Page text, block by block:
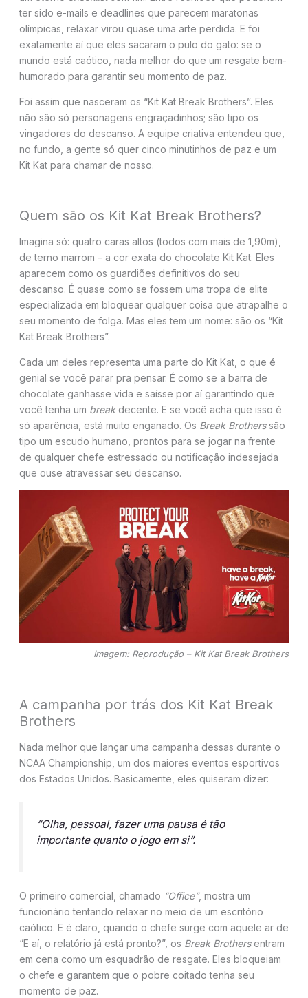
ter sido e-mails e deadlines que parecem maratonas
olímpicas, relaxar virou quase uma arte perdida. E foi
exatamente aí que eles sacaram o pulo do gato: se o
mundo está caótico, nada melhor do que um resgate bem-
humorado para garantir seu momento de paz.
Foi assim que nasceram os “Kit Kat Break Brothers”. Eles
não são só personagens engraçadinhos; são tipo os
vingadores do descanso. A equipe criativa entendeu que,
no fundo, a gente só quer cinco minutinhos de paz e um
Kit Kat para chamar de nosso.
Quem são os Kit Kat Break Brothers?
Imagina só: quatro caras altos (todos com mais de 1,90m),
de terno marrom – a cor exata do chocolate Kit Kat. Eles
aparecem como os guardiões definitivos do seu
descanso. É quase como se fossem uma tropa de elite
especializada em bloquear qualquer coisa que atrapalhe o
seu momento de folga. Mas eles tem um nome: são os “Kit
Kat Break Brothers”.
Cada um deles representa uma parte do Kit Kat, o que é
genial se você parar pra pensar. É como se a barra de
chocolate ganhasse vida e saísse por aí garantindo que
você tenha um breakdecente. E se você acha que isso é
só aparência, está muito enganado. Os Break Brotherssão
tipo um escudo humano, prontos para se jogar na frente
de qualquer chefe estressado ou notificação indesejada
que ouse atravessar seu descanso.
Imagem: Reprodução – Kit Kat Break Brothers
A campanha por trás dos Kit Kat Break
Brothers
Nada melhor que lançar uma campanha dessas durante o
NCAA Championship, um dos maiores eventos esportivos
dos Estados Unidos. Basicamente, eles quiseram dizer:
“Olha, pessoal, fazer uma pausa é tão
importante quanto o jogo em si”.
O primeiro comercial, chamado “Office”, mostra um
funcionário tentando relaxar no meio de um escritório
caótico. E é claro, quando o chefe surge com aquele ar de
“E aí, o relatório já está pronto?”, os Break Brothersentram
em cena como um esquadrão de resgate. Eles bloqueiam
o chefe e garantem que o pobre coitado tenha seu
momento de paz.